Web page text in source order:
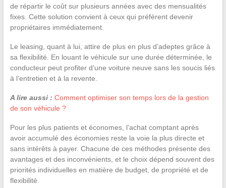
de répartir le coût sur plusieurs années avec des mensualités
fixes. Cette solution convient à ceux qui préfèrent devenir
propriétaires immédiatement.
Le leasing, quant à lui, attire de plus en plus d’adeptes grâce à
sa flexibilité. En louant le véhicule sur une durée déterminée, le
conducteur peut profiter d’une voiture neuve sans les soucis liés
à l’entretien et à la revente.
A lire aussi : Comment optimiser son temps lors de la gestion
de son véhicule ?
Pour les plus patients et économes, l’achat comptant après
avoir accumulé des économies reste la voie la plus directe et
sans intérêts à payer. Chacune de ces méthodes présente des
avantages et des inconvénients, et le choix dépend souvent des
priorités individuelles en matière de budget, de propriété et de
flexibilité.